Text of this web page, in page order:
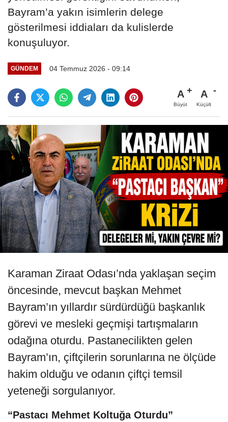
Bayram’a yakın isimlerin delege
gösterilmesi iddiaları da kulislerde
konuşuluyor.
GÜNDEM 04 Temmuz 2026 - 09:14
A
Büyüt
A
Küçült
Karaman Ziraat Odası’nda yaklaşan seçim
öncesinde, mevcut başkan Mehmet
Bayram’ın yıllardır sürdürdüğü başkanlık
görevi ve mesleki geçmişi tartışmaların
odağına oturdu. Pastanecilikten gelen
Bayram’ın, çiftçilerin sorunlarına ne ölçüde
hakim olduğu ve odanın çiftçi temsil
yeteneği sorgulanıyor.
“Pastacı Mehmet Koltuğa Oturdu”